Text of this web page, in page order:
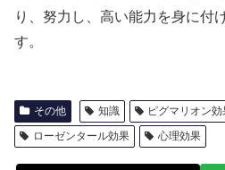
り、努力し、高い能力を身に付
す。
その他 知識 ピグマリオン効
ローゼンタール効果
心理効果